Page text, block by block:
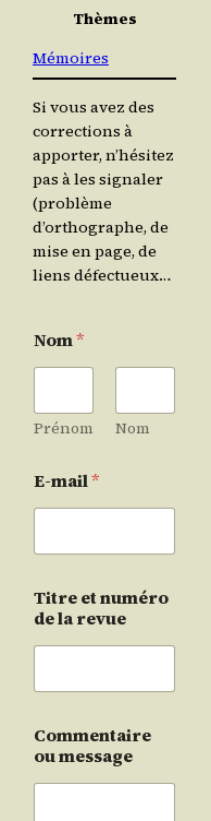
Thèmes
Mémoires
Si vous avez des
corrections à
apporter, n’hésitez
pas à les signaler
(problème
d’orthographe, de
mise en page, de
liens défectueux…
Nom*
Prénom Nom
E-mail*
Titre et numéro
de la revue
Commentaire
ou message